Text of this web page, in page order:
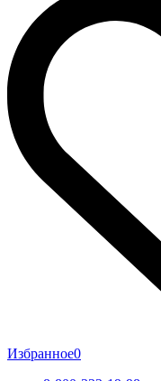
Избранное0